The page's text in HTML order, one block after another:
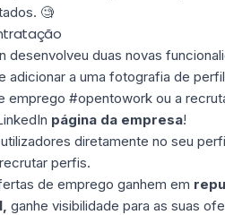
. 🧐
desenvolveu duas novas
adicionar a uma fotografia de perfil
emprego #opentowork ou a
página da empresa!
diretamente no seu
perfis.
de emprego ganhem em
ganhe visibilidade para as suas